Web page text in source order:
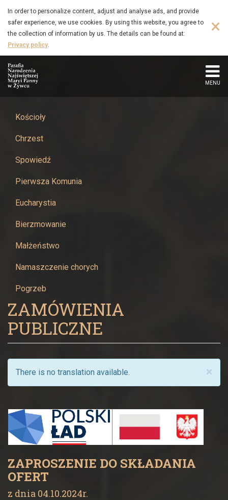
ZAMÓWIENIA
PUBLICZNE
-
Parafia
Najświętszej
Maryi
Panny
w
Żywcu
to
main
content
In order to personalize content, adjust and analyse ads, and provide
safer experience, we use cookies. By using this website, you agree to
the collection of information by us. The details can be found at:
Privacy policy.
×
MENU
Kościoły
Chrzest
Spowiedź
Pierwsza Komunia
Eucharystia
Bierzmowanie
Małżeństwo
Namaszczenie chorych
Pogrzeb
ZAMÓWIENIA
PUBLICZNE
×
There is no translation available.
ZAPROSZENIE DO SKŁADANIA
OFERT
z dnia 04.10.2024r.